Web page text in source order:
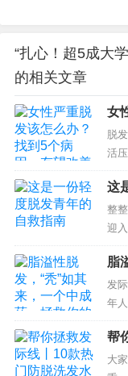
“扎心！超5成大
的相关文章
女
望
脱
活
实
意
这
整
迎
宠
脂
拯
发
年
跨
到
痛
帮
评
大